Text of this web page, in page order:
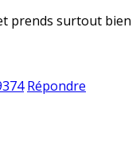
prends surtout bien
Répondre